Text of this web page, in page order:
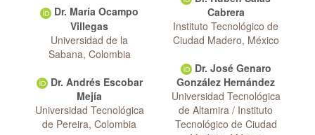
Dr. María Ocampo
Villegas
Universidad de la
Sabana, Colombia
Dr. Andrés Escobar
Mejía
Universidad Tecnológica
de Pereira, Colombia
Cabrera
Instituto Tecnológico de
Ciudad Madero, México
Dr. José Genaro
González Hernández
Universidad Tecnológica
de Altamira / Instituto
Tecnológico de Ciudad